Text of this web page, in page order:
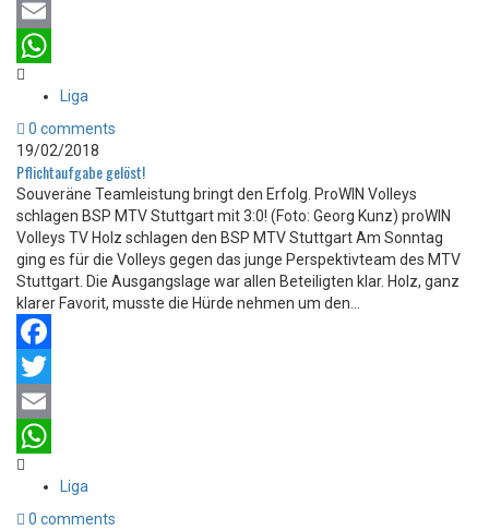
Twitter
Email
WhatsApp
Liga
0 comments
19/02/2018
Pflichtaufgabe gelöst!
Souveräne Teamleistung bringt den Erfolg. ProWIN Volleys
schlagen BSP MTV Stuttgart mit 3:0! (Foto: Georg Kunz) proWIN
Volleys TV Holz schlagen den BSP MTV Stuttgart Am Sonntag
ging es für die Volleys gegen das junge Perspektivteam des MTV
Stuttgart. Die Ausgangslage war allen Beteiligten klar. Holz, ganz
klarer Favorit, musste die Hürde nehmen um den...
Facebook
Twitter
Email
WhatsApp
Liga
0 comments